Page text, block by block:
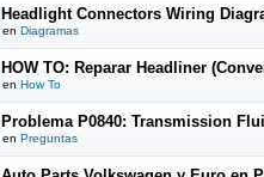
Headlight Connectors Wiring
en Diagramas
HOW TO: Reparar Headliner
en How To
Problema P0840: Transmission
en Preguntas